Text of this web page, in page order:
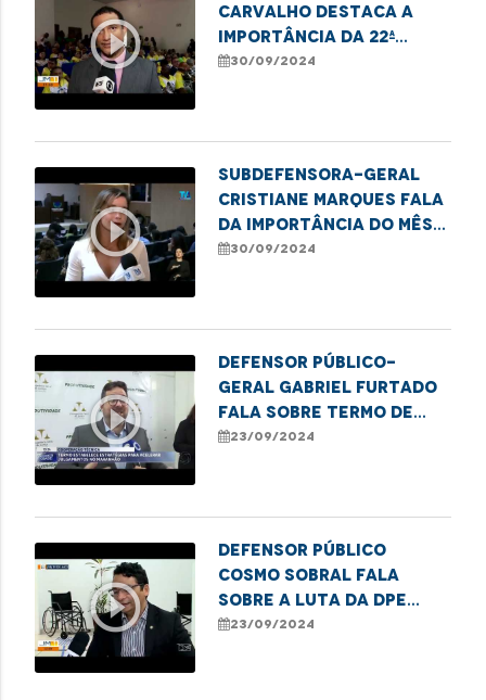
play_circle_outline
Carvalho destaca a
importância da 22ª
Semana do Idoso, em
30/09/2024
play_circle_outline
Subdefensora-geral
Cristiane Marques fala
da importância do mês
das pessoas com
30/09/2024
play_circle_outline
Defensor público-
geral Gabriel Furtado
fala sobre termo de
cooperação com a
23/09/2024
play_circle_outline
Defensor público
Cosmo Sobral fala
sobre a luta da DPE
pela garantia de
23/09/2024